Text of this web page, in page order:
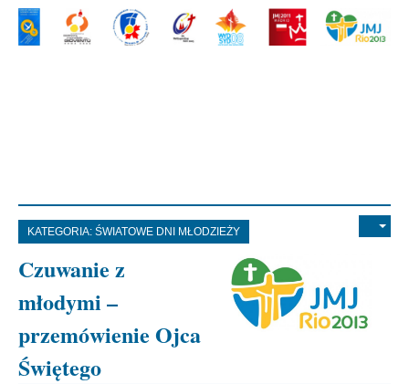
KATEGORIA: ŚWIATOWE DNI MŁODZIEŻY
Czuwanie z
młodymi –
przemówienie Ojca
Świętego